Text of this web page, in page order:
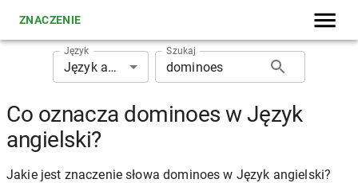
ZNACZENIE
Język
Język angielski
Szukaj
Co oznacza dominoes w Język
angielski?
Jakie jest znaczenie słowa dominoes w Język angielski?